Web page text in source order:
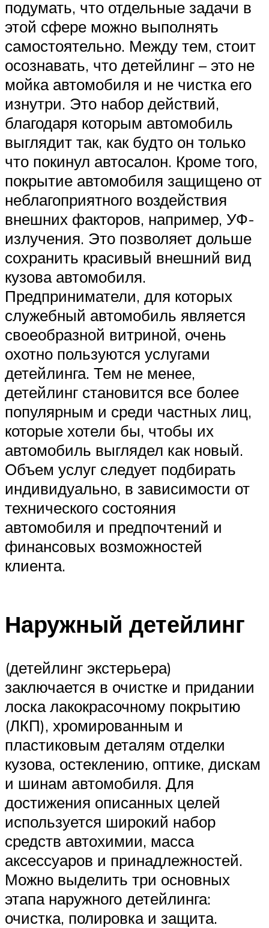
подумать, что отдельные задачи в
этой сфере можно выполнять
самостоятельно. Между тем, стоит
осознавать, что детейлинг – это не
мойка автомобиля и не чистка его
изнутри. Это набор действий,
благодаря которым автомобиль
выглядит так, как будто он только
что покинул автосалон. Кроме того,
покрытие автомобиля защищено от
неблагоприятного воздействия
внешних факторов, например, УФ-
излучения. Это позволяет дольше
сохранить красивый внешний вид
кузова автомобиля.
Предприниматели, для которых
служебный автомобиль является
своеобразной витриной, очень
охотно пользуются услугами
детейлинга. Тем не менее,
детейлинг становится все более
популярным и среди частных лиц,
которые хотели бы, чтобы их
автомобиль выглядел как новый.
Объем услуг следует подбирать
индивидуально, в зависимости от
технического состояния
автомобиля и предпочтений и
финансовых возможностей
клиента.
Наружный детейлинг
(детейлинг экстерьера)
заключается в очистке и придании
лоска лакокрасочному покрытию
(ЛКП), хромированным и
пластиковым деталям отделки
кузова, остеклению, оптике, дискам
и шинам автомобиля. Для
достижения описанных целей
используется широкий набор
средств автохимии, масса
аксессуаров и принадлежностей.
Можно выделить три основных
этапа наружного детейлинга:
очистка, полировка и защита.